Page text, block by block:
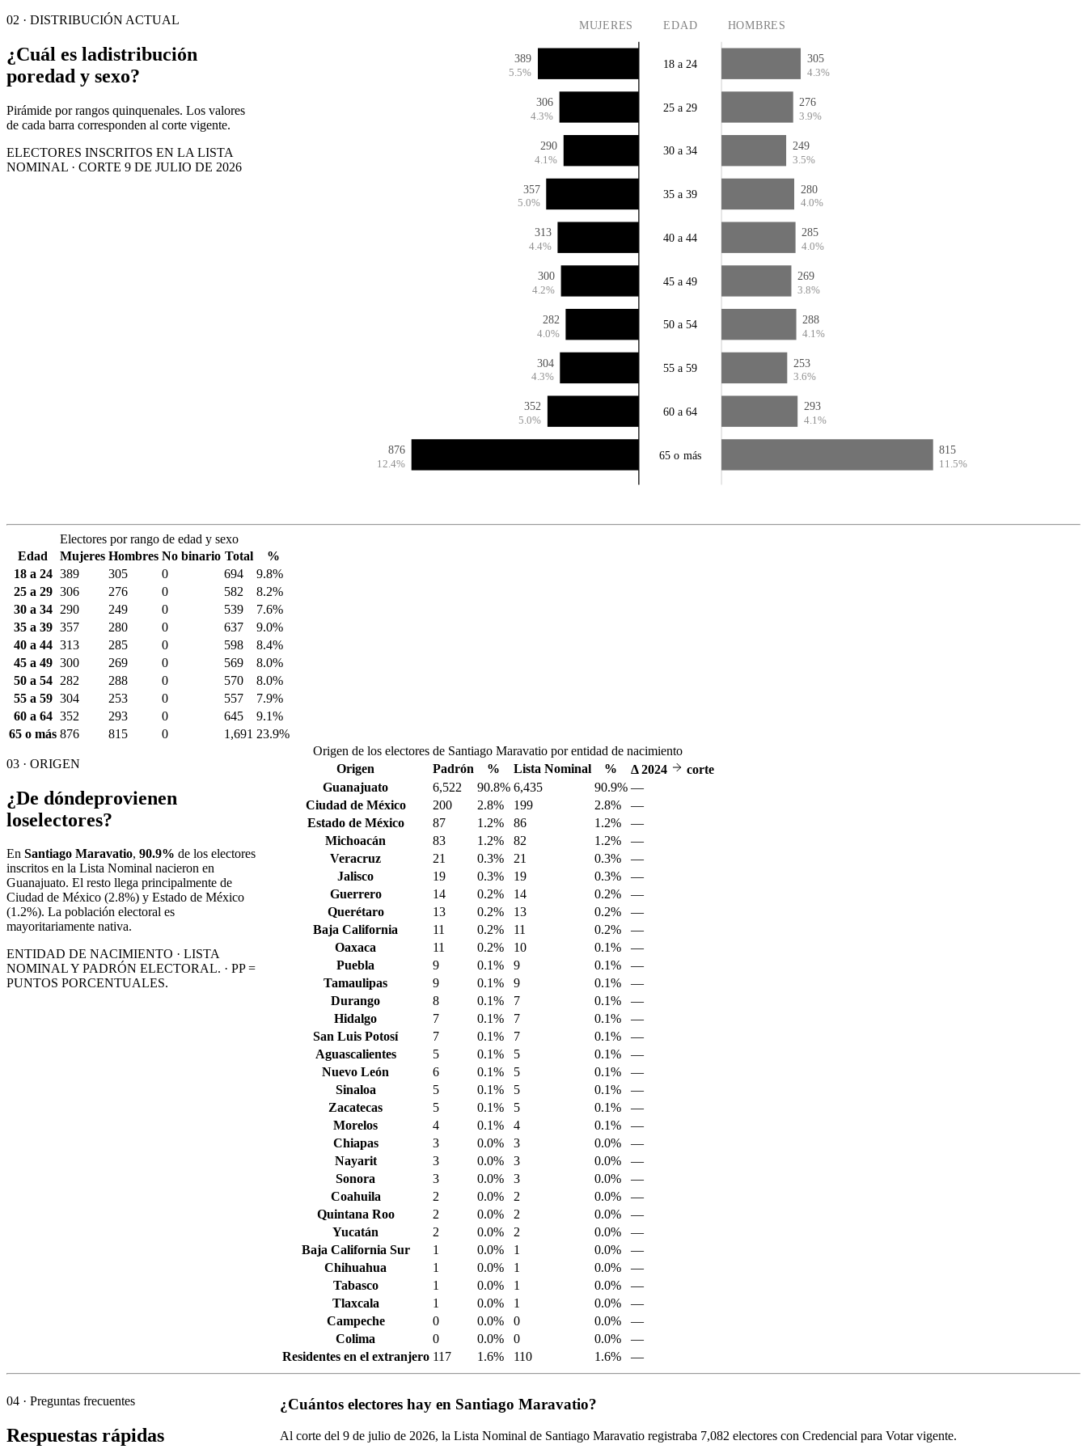
02 · DISTRIBUCIÓN ACTUAL
¿Cuál es ladistribución
poredad y sexo?
Pirámide por rangos quinquenales. Los valores
de cada barra corresponden al corte vigente.
ELECTORES INSCRITOS EN LA LISTA
NOMINAL · CORTE 9 DE JULIO DE 2026
MUJERES EDAD HOMBRES
389
5.5%
305
4.3%
18 a 24
306
4.3%
276
3.9%
25 a 29
290
4.1%
249
3.5%
30 a 34
357
5.0%
280
4.0%
35 a 39
313
4.4%
285
4.0%
40 a 44
300
4.2%
269
3.8%
45 a 49
282
4.0%
288
4.1%
50 a 54
304
4.3%
253
3.6%
55 a 59
352
5.0%
293
4.1%
60 a 64
876
12.4%
815
11.5%
65 o más
Electores por rango de edad y sexo
Edad
Mujeres Hombres No binario Total
%
18 a 24 389 305 0 694
9.8%
25 a 29 306 276 0 582
8.2%
30 a 34
290 249 0 539
7.6%
35 a 39 357 280 0 637
9.0%
40 a 44 313 285 0 598
8.4%
45 a 49 300 269 0 569
8.0%
50 a 54
282 288 0 570
8.0%
55 a 59 304 253 0 557
7.9%
60 a 64 352 293 0 645
9.1%
65 o más 876 815 0 1,691 23.9%
03 · ORIGEN
¿De dóndeprovienen
loselectores?
En Santiago Maravatio, 90.9% de los electores
inscritos en la Lista Nominal nacieron en
Guanajuato. El resto llega principalmente de
Ciudad de México (2.8%) y Estado de México
(1.2%). La población electoral es
mayoritariamente nativa.
ENTIDAD DE NACIMIENTO · LISTA
NOMINAL Y PADRÓN ELECTORAL. · PP =
PUNTOS PORCENTUALES.
Origen de los electores de Santiago Maravatio por entidad de nacimiento
Origen
Padrón % Lista Nominal % Δ2024
corte
Guanajuato
6,522 90.8% 6,435 90.9% —
Ciudad de México
200 2.8% 199 2.8%
—
Estado de México
87 1.2% 86 1.2%
—
Michoacán
83 1.2% 82 1.2%
—
Veracruz
21 0.3% 21 0.3%
—
Jalisco
19 0.3% 19 0.3%
—
Guerrero
14 0.2% 14 0.2%
—
Querétaro
13 0.2% 13 0.2%
—
Baja California
11 0.2% 11 0.2%
—
Oaxaca
11 0.2% 10 0.1%
—
Puebla
9 0.1% 9 0.1%
—
Tamaulipas
9 0.1% 9 0.1%
—
Durango
8 0.1% 7 0.1%
—
Hidalgo
7 0.1% 7 0.1%
—
San Luis Potosí
7 0.1% 7 0.1%
—
Aguascalientes
5 0.1% 5 0.1%
—
Nuevo León
6 0.1% 5 0.1%
—
Sinaloa
5 0.1% 5 0.1%
—
Zacatecas
5 0.1% 5 0.1%
—
Morelos
4 0.1% 4 0.1%
—
Chiapas
3 0.0% 3 0.0%
—
Nayarit
3 0.0% 3 0.0%
—
Sonora
3 0.0% 3 0.0%
—
Coahuila
2 0.0% 2 0.0%
—
Quintana Roo
2 0.0% 2 0.0%
—
Yucatán
2 0.0% 2 0.0%
—
Baja California Sur
1 0.0% 1 0.0%
—
Chihuahua
1 0.0% 1 0.0%
—
Tabasco
1 0.0% 1 0.0%
—
Tlaxcala
1 0.0% 1 0.0%
—
Campeche
0 0.0% 0 0.0%
—
Colima
0 0.0% 0 0.0%
—
Residentes en el extranjero 117 1.6% 110 1.6% —
04 · Preguntas frecuentes
Respuestas rápidas
¿Cuántos electores hay en Santiago Maravatio?
Al corte del 9de julio de 2026, la Lista Nominal de Santiago Maravatio registraba 7,082 electores con Credencial para Votar vigente.